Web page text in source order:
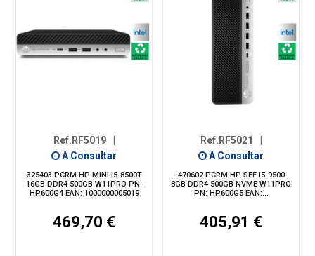
Ref.RF5019
A Consultar
325403 PCRM HP MINI I5-8500T
16GB DDR4 500GB W11PRO PN:
HP600G4 EAN: 1000000005019
469,70 €
Ref.RF5021
A Consultar
470602 PCRM HP SFF I5-9500
8GB DDR4 500GB NVME W11PRO
PN: HP600G5 EAN:...
405,91 €